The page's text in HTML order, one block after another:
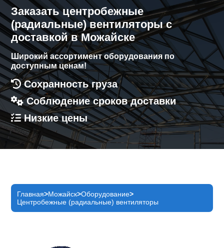
Заказать центробежные
(радиальные) вентиляторы с
доставкой в Можайске
Широкий ассортимент оборудования по
доступным ценам!
Сохранность груза
Соблюдение сроков доставки
Низкие цены
Главная Можайск Оборудование
Центробежные (радиальные) вентиляторы